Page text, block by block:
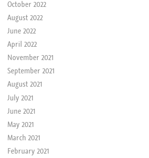
October 2022
August 2022
June 2022
April 2022
November 2021
September 2021
August 2021
July 2021
June 2021
May 2021
March 2021
February 2021